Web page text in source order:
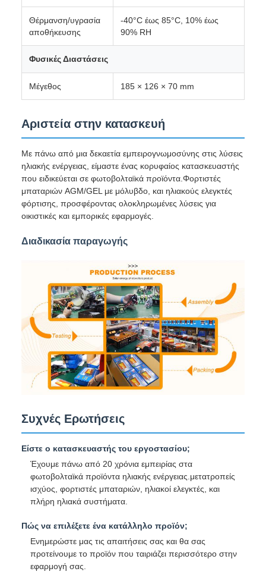
Θέρμανση/υγρασία
αποθήκευσης
-40°C έως 85°C, 10% έως
90% RH
Φυσικές Διαστάσεις
Μέγεθος 185 × 126 × 70 mm
Αριστεία στην κατασκευή
Με πάνω από μια δεκαετία εμπειρογνωμοσύνης στις λύσεις
ηλιακής ενέργειας, είμαστε ένας κορυφαίος κατασκευαστής
που ειδικεύεται σε φωτοβολταϊκά προϊόντα.Φορτιστές
μπαταριών AGM/GEL με μόλυβδο, και ηλιακούς ελεγκτές
φόρτισης, προσφέροντας ολοκληρωμένες λύσεις για
οικιστικές και εμπορικές εφαρμογές.
Διαδικασία παραγωγής
Συχνές Ερωτήσεις
Είστε ο κατασκευαστής του εργοστασίου;
Έχουμε πάνω από 20 χρόνια εμπειρίας στα
φωτοβολταϊκά προϊόντα ηλιακής ενέργειας.μετατροπείς
ισχύος, φορτιστές μπαταριών, ηλιακοί ελεγκτές, και
πλήρη ηλιακά συστήματα.
Πώς να επιλέξετε ένα κατάλληλο προϊόν;
Ενημερώστε μας τις απαιτήσεις σας και θα σας
προτείνουμε το προϊόν που ταιριάζει περισσότερο στην
εφαρμογή σας.